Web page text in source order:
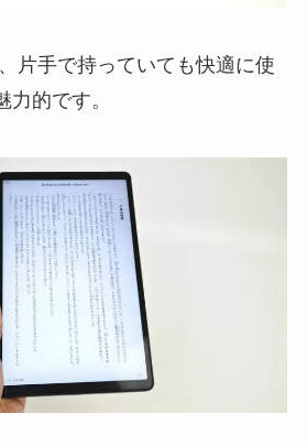
片手で持っていても快適に使
力的です。